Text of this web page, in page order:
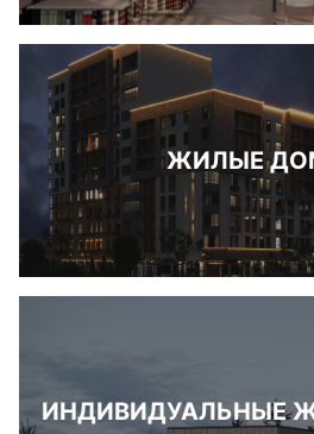
ЖИЛЫЕ
ИНДИВИДУАЛЬНЫЕ